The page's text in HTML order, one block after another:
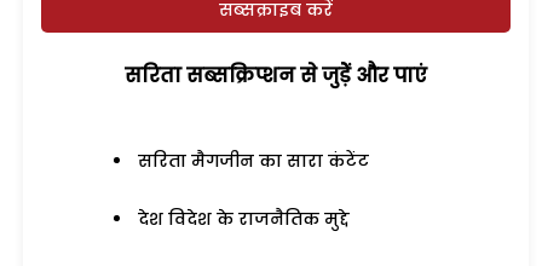
सब्सक्राइब करें
सरिता सब्सक्रिप्शन से जुड़ेें और पाएं
सरिता मैगजीन का सारा कंटेंट
देश विदेश के राजनैतिक मुद्दे